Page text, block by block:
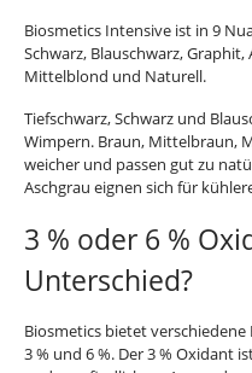
Biosmetics Intensive ist in 9
Schwarz, Blauschwarz,
Mittelblond und Naturell.
Tiefschwarz, Schwarz und
Wimpern. Braun, Mittelbraun,
weicher und passen gut zu
Aschgrau eignen sich für
3 % oder 6 %
Unterschied?
Biosmetics bietet
3 % und 6 %. Der 3 % Oxidant